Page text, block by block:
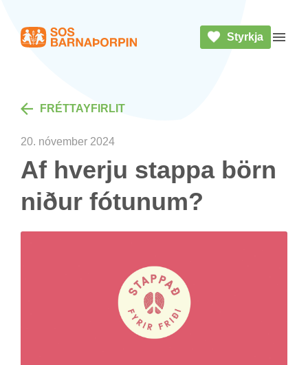
Heim Styrkja Opna
FRÉTTA­YF­IR­LIT
20. nóv­em­ber 2024
Af hverju stappa börn
nið­ur fót­un­um?